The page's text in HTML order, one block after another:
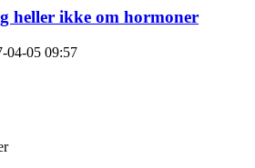
heller ikke om hormoner
04-05 09:57